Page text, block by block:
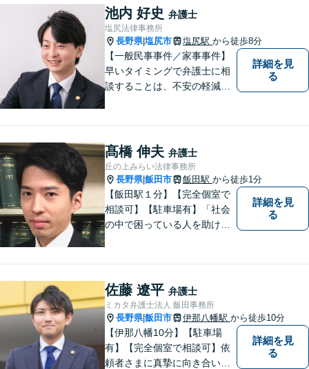
権利を守るために懸命に働き
ます。離婚・借金・交通事故
などお気軽にご相談くださ
い。
池内 好史 弁護士
塩尻法律事務所
長野県|塩尻市 塩尻駅 から徒歩8分
【一般民事事件／家事事件】
早いタイミングで弁護士に相
談することは、不安の軽減、
さい。
詳細を見
る
髙橋 伸夫 弁護士
丘の上みらい法律事務所
長野県|飯田市 飯田駅 から徒歩1分
【飯田駅１分】【完全個室で
相談可】【駐車場有】「社会
の中で困っている人を助けた
であることを心がけ、誠実
に、そして丁寧に対応してい
きます。
詳細を見
る
佐藤 遼平 弁護士
ミカタ弁護士法人 飯田事務所
長野県|飯田市 伊那八幡駅 から徒歩10分
【伊那八幡10分】【駐車場
有】【完全個室で相談可】依
頼者さまに真摯に向き合い、
詳細を見
る